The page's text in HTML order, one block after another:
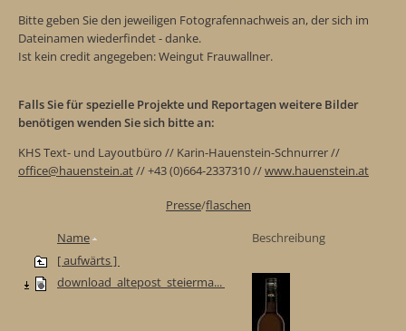
Bitte geben Sie den jeweiligen Fotografennachweis an, der sich im
Dateinamen wiederfindet - danke.
Ist kein credit angegeben: Weingut Frauwallner.
Falls Sie für spezielle Projekte und Reportagen weitere Bilder
benötigen wenden Sie sich bitte an:
KHS Text- und Layoutbüro // Karin-Hauenstein-Schnurrer //
office@hauenstein.at// +43 (0)664-2337310 //www.hauenstein.at
Presse/flaschen
Name
Beschreibung
[ aufwärts ]
download_altepost_steierma...